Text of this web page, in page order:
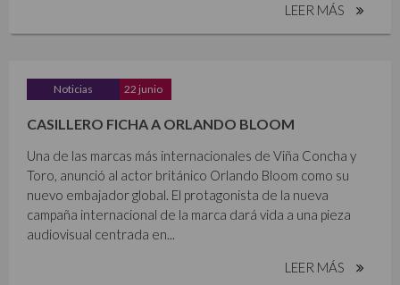
LEER MÁS
Noticias 22 junio
CASILLERO FICHA A ORLANDO BLOOM
Una de las marcas más internacionales de Viña Concha y
Toro, anunció al actor británico Orlando Bloom como su
nuevo embajador global. El protagonista de la nueva
campaña internacional de la marca dará vida a una pieza
audiovisual centrada en...
LEER MÁS